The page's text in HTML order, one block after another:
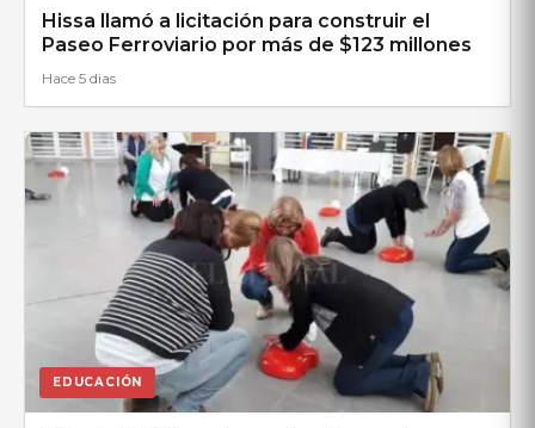
Hissa llamó a licitación para construir el
Paseo Ferroviario por más de $123 millones
Hace 5 dias
EDUCACIÓN